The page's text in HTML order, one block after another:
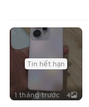
Tin hết hạn
1 tháng trước 4